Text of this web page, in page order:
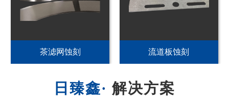
PET发热片蚀刻 黄铜发热膜蚀刻
解决方案